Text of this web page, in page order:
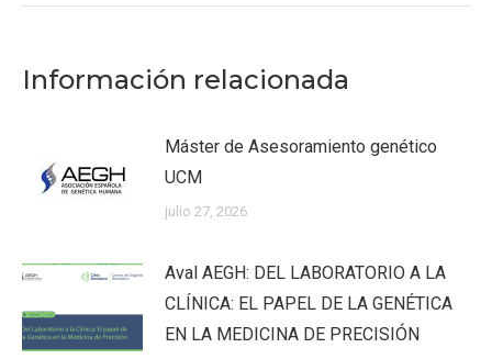
Información relacionada
Máster de Asesoramiento genético
UCM
julio 27, 2026
Aval AEGH: DEL LABORATORIO A LA
CLÍNICA: EL PAPEL DE LA GENÉTICA
EN LA MEDICINA DE PRECISIÓN